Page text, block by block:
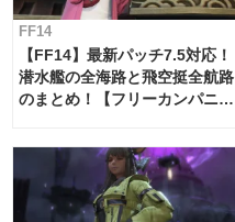
FF14
【FF14】最新パッチ7.5対応！
潜水艦の全海路と飛空挺全航路
のまとめ！【フリーカンパニ